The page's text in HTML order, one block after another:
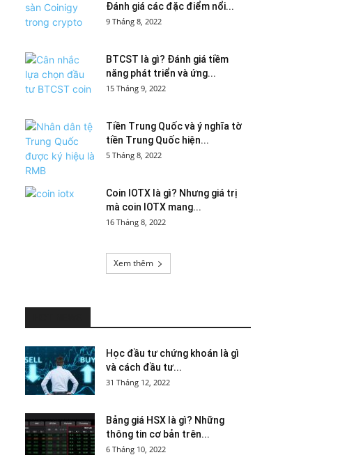
Đánh giá các đặc điểm nổi...
9 Tháng 8, 2022
BTCST là gì? Đánh giá tiềm
năng phát triển và ứng...
15 Tháng 9, 2022
Tiền Trung Quốc và ý nghĩa tờ
tiền Trung Quốc hiện...
5 Tháng 8, 2022
Coin IOTX là gì? Nhưng giá trị
mà coin IOTX mang...
16 Tháng 8, 2022
Xem thêm
Học đầu tư chứng khoán là gì
và cách đầu tư...
31 Tháng 12, 2022
Bảng giá HSX là gì? Những
thông tin cơ bản trên...
6 Tháng 10, 2022